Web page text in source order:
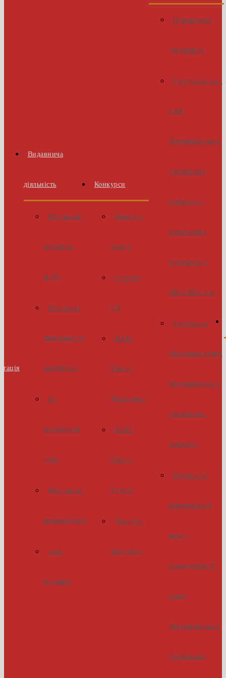
Видавнича
діяльність
Матеріали
наукових
робіт
Навчальні
програми та
посібники
На
мольбертах
днів
Методичні
рекомендації
Інші
видання
Конкурси
Конкурс-
захист
Inventor
UA
МАН-
Юніор
Дослідник
МАН-
Юніор
Ерудит
Джерело
творчості
Нормативні
документи
Реєстрація на І
етап
Всеукраїнських
учнівських
олімпіад з
навчальних
предметів у
2025/2026 н.р
Результати
обласного етапу
Всеукраїнських
учнівських
олімпіад
Методичні
рекомендації
щодо
проведення ІІ
етапу
Всеукраїнських
учнівських